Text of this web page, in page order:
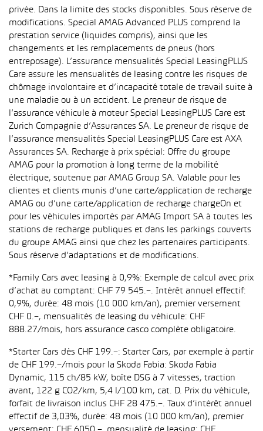
privée. Dans la limite des stocks disponibles. Sous réserve de
modifications. Special AMAG Advanced PLUS comprend la
prestation service (liquides compris), ainsi que les
changements et les remplacements de pneus (hors
entreposage). L’assurance mensualités Special LeasingPLUS
Care assure les mensualités de leasing contre les risques de
chômage involontaire et d’incapacité totale de travail suite à
une maladie ou à un accident. Le preneur de risque de
l’assurance véhicule à moteur Special LeasingPLUS Care est
Zurich Compagnie d’Assurances SA. Le preneur de risque de
l’assurance mensualités Special LeasingPLUS Care est AXA
Assurances SA. Recharge à prix spécial: Offre du groupe
AMAG pour la promotion à long terme de la mobilité
électrique, soutenue par AMAG Group SA. Valable pour les
clientes et clients munis d’une carte/application de recharge
AMAG ou d’une carte/application de recharge chargeOn et
pour les véhicules importés par AMAG Import SA à toutes les
stations de recharge publiques et dans les parkings couverts
du groupe AMAG ainsi que chez les partenaires participants.
Sous réserve d’adaptations et de modifications.
*Family Cars avec leasing à 0,9%: Exemple de calcul avec prix
d’achat au comptant: CHF 79 545.–. Intérêt annuel effectif:
0,9%, durée: 48 mois (10 000 km/an), premier versement
CHF 0.–, mensualités de leasing du véhicule: CHF
888.27/mois, hors assurance casco complète obligatoire.
*Starter Cars dès CHF 199.–: Starter Cars, par exemple à partir
de CHF 199.–/mois pour la Skoda Fabia: Skoda Fabia
Dynamic, 115 ch/85 kW, boîte DSG à 7 vitesses, traction
avant, 122 g CO2/km, 5,4 l/100 km, cat. D. Prix du véhicule,
forfait de livraison inclus CHF 28 475.–. Taux d’intérêt annuel
effectif de 3,03%, durée: 48 mois (10 000 km/an), premier